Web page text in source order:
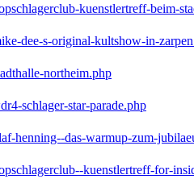
kuenstlertreff-beim-
dee-s-original-kultshow-in-
northeim.php
schlager-star-parade.php
henning--das-warmup-zum-
kuenstlertreff-for-